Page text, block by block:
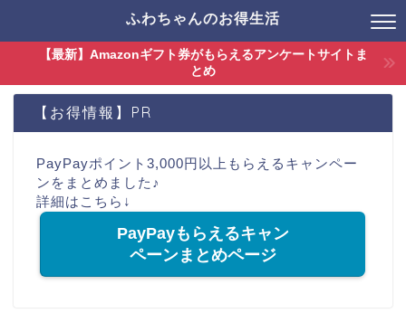
ふわちゃんのお得生活
【最新】Amazonギフト券がもらえるアンケートサイトま
とめ
【お得情報】PR
PayPayポイント3,000円以上もらえるキャンペー
ンをまとめました♪
詳細はこちら↓
PayPayもらえるキャン
ペーンまとめページ